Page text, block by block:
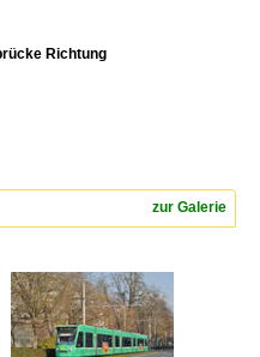
Richtung
zur Galerie